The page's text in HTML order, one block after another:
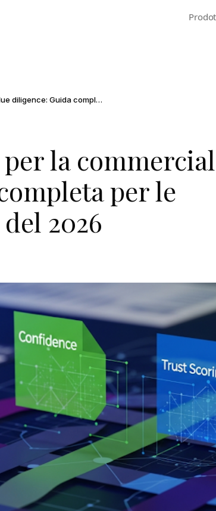
Lista di controllo per la commercial due diligence: Guida completa per le transazioni M&A del 2026
la
per le
2026